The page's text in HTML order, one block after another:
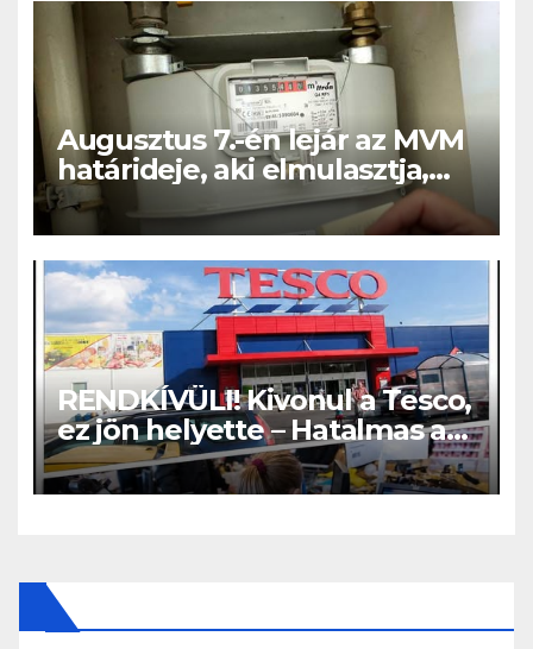
Augusztus 7.-én lejár az MVM
határideje, aki elmulasztja,
nagy bajba kerülhet!
RENDKÍVÜLI! Kivonul a Tesco,
ez jön helyette – Hatalmas a
felháborodás az országban: